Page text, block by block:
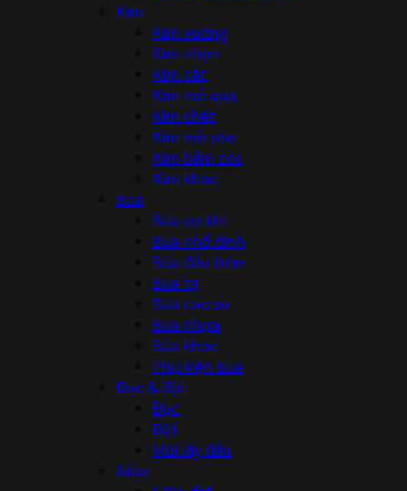
Kìm
Kìm vuông
Kìm nhọn
Kìm cắt
Kìm mỏ quạ
Kìm chết
Kìm mở phe
Kìm bấm cos
Kìm khác
Búa
Búa cơ khí
Búa nhổ đinh
Búa đầu tròn
Búa tạ
Búa cao su
Búa nhựa
Búa khác
Phụ kiện búa
Đục & đột
Đục
Đột
Mũi lấy dấu
Giũa